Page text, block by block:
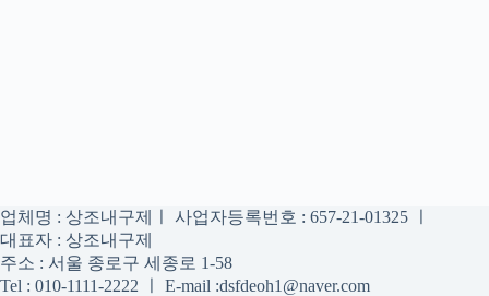
업체명 : 상조내구제ㅣ 사업자등록번호 : 657-21-01325 ㅣ
대표자 : 상조내구제
주소 : 서울 종로구 세종로 1-58
Tel : 010-1111-2222 ㅣ E-mail :dsfdeoh1@naver.com